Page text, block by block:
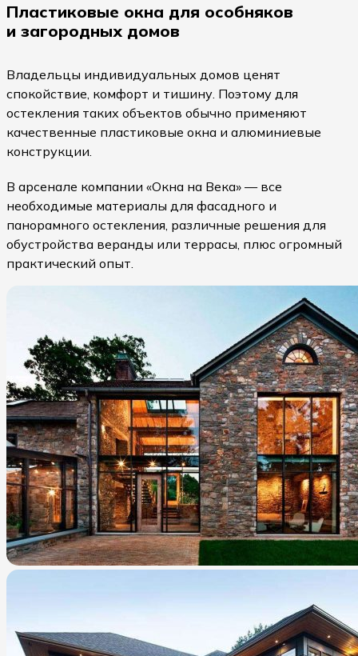
Пластиковые окна для особняков
и загородных домов
Владельцы индивидуальных домов ценят
спокойствие, комфорт и тишину. Поэтому для
остекления таких объектов обычно применяют
качественные пластиковые окна и алюминиевые
конструкции.
В арсенале компании «Окна на Века» — все
необходимые материалы для фасадного и
панорамного остекления, различные решения для
обустройства веранды или террасы, плюс огромный
практический опыт.